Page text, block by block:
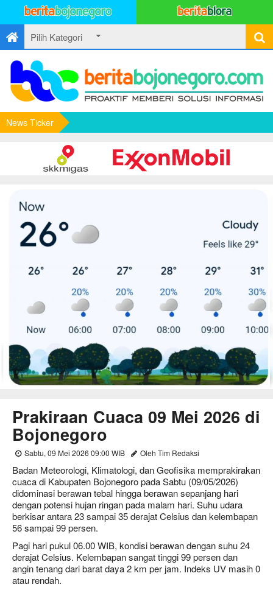
News Ticker
Prakiraan Cuaca 09 Mei 2026 di
Bojonegoro
Sabtu, 09 Mei 2026 09:00 WIB Oleh Tim Redaksi
Badan Meteorologi, Klimatologi, dan Geofisika memprakirakan
cuaca di Kabupaten Bojonegoro pada Sabtu (09/05/2026)
didominasi berawan tebal hingga berawan sepanjang hari
dengan potensi hujan ringan pada malam hari. Suhu udara
berkisar antara 23 sampai 35 derajat Celsius dan kelembapan
56 sampai 99 persen.
Pagi hari pukul 06.00 WIB, kondisi berawan dengan suhu 24
derajat Celsius. Kelembapan sangat tinggi 99 persen dan
angin tenang dari barat daya 2 km per jam. Indeks UV masih 0
atau rendah.